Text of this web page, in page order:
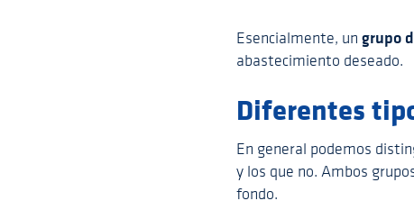
Esencialmente, un grupo
abastecimiento deseado.
Diferentes
En general podemos
y los que no. Ambos
fondo.